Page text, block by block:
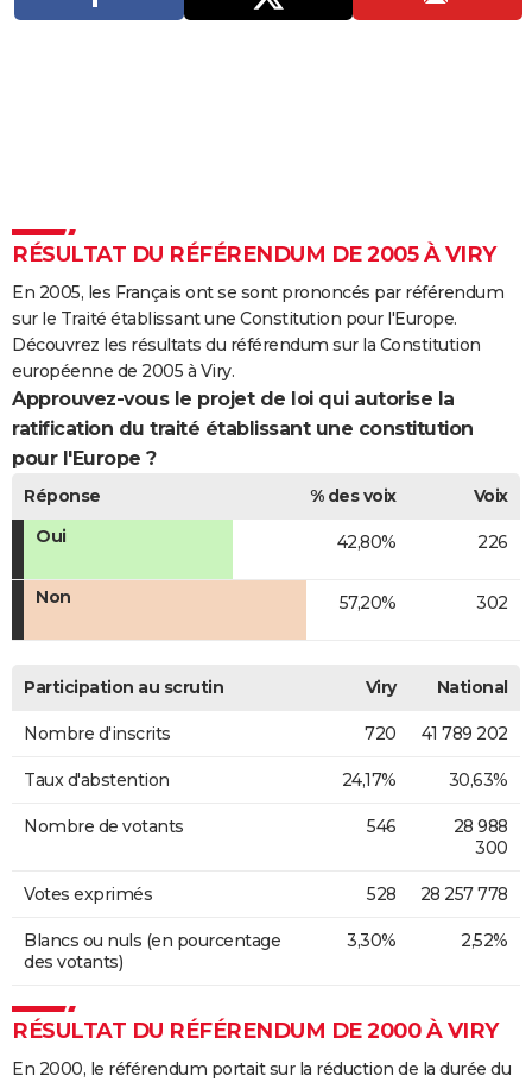
Destinations
City break
Voyage nature
Voyage de noces
Forum
Climat
+
Dictionnaire
Biographies
Citations
Expressions
Proverbes
COPAINS D'AVANT
S'inscrire
Se connecter
Lycées
Collèges
Primaires
Universités
Entreprises
Service militaire
Avis de recherche
AVIS DE DÉCÈS
FORUM
Bricolage
Lifestyle
Culture
Sport
Auto
Television
Voyage
Cinema
RÉSULTAT DU RÉFÉRENDUM DE 2005 À VIRY
En 2005, les Français ont se sont prononcés par référendum
sur le Traité établissant une Constitution pour l'Europe.
Découvrez les résultats du référendum sur la Constitution
européenne de 2005 à Viry.
Approuvez-vous le projet de loi qui autorise la
ratification du traité établissant une constitution
pour l'Europe ?
Réponse % des voix
Voix
Oui
42,80% 226
Non 57,20% 302
Participation au scrutin Viry National
Nombre d'inscrits 720 41 789 202
Taux d'abstention 24,17% 30,63%
Nombre de votants 546
28 988
300
Votes exprimés 528 28 257 778
Blancs ou nuls (en pourcentage
des votants)
3,30% 2,52%
RÉSULTAT DU RÉFÉRENDUM DE 2000 À VIRY
En 2000, le référendum portait sur la réduction de la durée du